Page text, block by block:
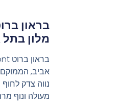
מלון
אביב, הממוקם
נווה צדק
מעולה ונוף